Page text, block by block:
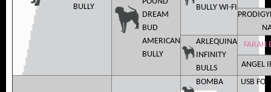
BULLY
DREAM
BUD
AMERICAN
BULLY
BULLY WI-FI
ARLEQUINA
INFINITY
BULLS
FARAH
ANGEL
BOMBA
USB